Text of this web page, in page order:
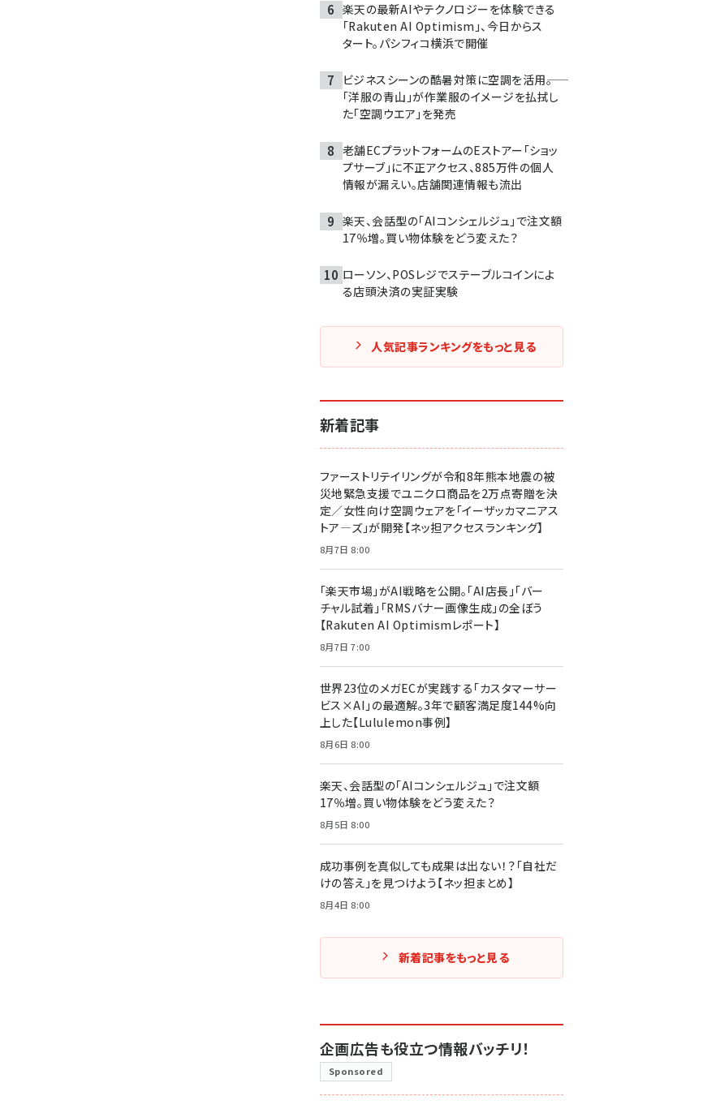
楽天の最新AIやテクノロジーを体験できる
「Rakuten AI Optimism」、今日からス
タート。パシフィコ横浜で開催
ビジネスシーンの酷暑対策に空調を活用――。
「洋服の青山」が作業服のイメージを払拭し
た「空調ウエア」を発売
老舗ECプラットフォームのEストアー「ショッ
プサーブ」に不正アクセス、885万件の個人
情報が漏えい。店舗関連情報も流出
楽天、会話型の「AIコンシェルジュ」で注文額
17％増。買い物体験をどう変えた？
ローソン、POSレジでステーブルコインによ
る店頭決済の実証実験
人気記事ランキングをもっと見る
新着記事
ファーストリテイリングが令和8年熊本地震の被
災地緊急支援でユニクロ商品を2万点寄贈を決
定／女性向け空調ウェアを「イーザッカマニアス
トア―ズ」が開発【ネッ担アクセスランキング】
8月7日 8:00
「楽天市場」がAI戦略を公開。「AI店長」「バー
チャル試着」「RMSバナー画像生成」の全ぼう
【Rakuten AI Optimismレポート】
8月7日 7:00
世界23位のメガECが実践する「カスタマーサー
ビス×AI」の最適解。3年で顧客満足度144%向
上した【Lululemon事例】
8月6日 8:00
楽天、会話型の「AIコンシェルジュ」で注文額
17％増。買い物体験をどう変えた？
8月5日 8:00
成功事例を真似しても成果は出ない！？「自社だ
けの答え」を見つけよう【ネッ担まとめ】
8月4日 8:00
新着記事をもっと見る
企画広告も役立つ情報バッチリ！
Sponsored